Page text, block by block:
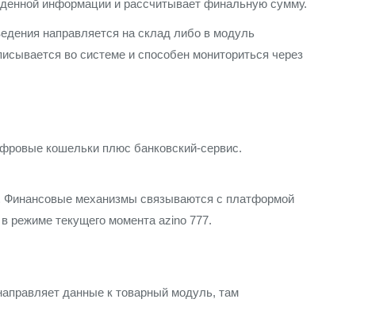
информации и рассчитывает финальную сумму.
направляется на склад либо в модуль
во системе и способен мониториться через
кошельки плюс банковский-сервис.
Финансовые механизмы связываются с платформой
режиме текущего момента azino 777.
данные к товарный модуль, там